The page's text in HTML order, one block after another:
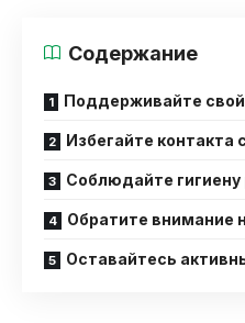
Содержание
Поддерживайте
Избегайте контакта
Соблюдайте гигиену
Обратите внимание
Оставайтесь